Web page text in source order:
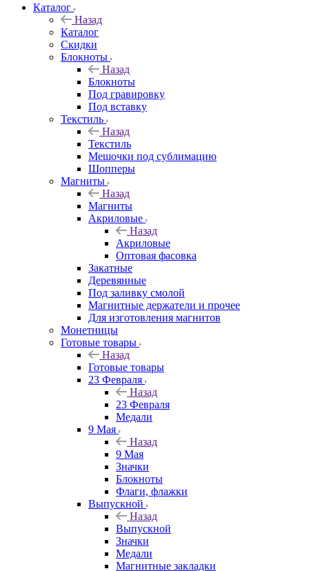
Каталог
Назад
Каталог
Скидки
Блокноты
Назад
Блокноты
Под гравировку
Под вставку
Текстиль
Назад
Текстиль
Мешочки под сублимацию
Шопперы
Магниты
Назад
Магниты
Акриловые
Назад
Акриловые
Оптовая фасовка
Закатные
Деревянные
Под заливку смолой
Магнитные держатели и прочее
Для изготовления магнитов
Монетницы
Готовые товары
Назад
Готовые товары
23 Февраля
Назад
23 Февраля
Медали
9 Мая
Назад
9 Мая
Значки
Блокноты
Флаги, флажки
Выпускной
Назад
Выпускной
Значки
Медали
Магнитные закладки